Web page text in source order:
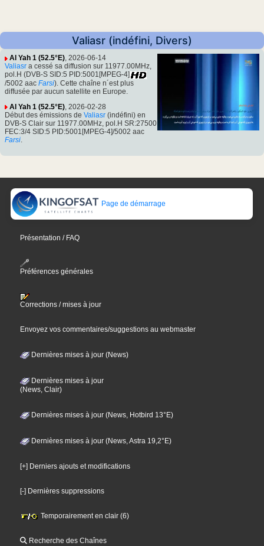
Valiasr (indéfini, Divers)
Al Yah 1 (52.5°E), 2026-06-14
Valiasr a cessé sa diffusion sur 11977.00MHz,
pol.H (DVB-S SID:5 PID:5001[MPEG-4]
/5002 aac Farsi). Cette chaîne n´est plus
diffusée par aucun satellite en Europe.
Al Yah 1 (52.5°E) , 2026-02-28
Début des émissions de Valiasr (indéfini) en
DVB-S Clair sur 11977.00MHz, pol.H SR:27500
FEC:3/4 SID:5 PID:5001[MPEG-4]/5002 aac
Farsi
Page de démarrage
Présentation / FAQ
Préférences générales
Corrections / mises à jour
Envoyez vos commentaires/suggestions au webmaster
Dernières mises à jour (News)
Dernières mises à jour
(News, Clair)
Dernières mises à jour (News, Hotbird 13°E)
Dernières mises à jour (News, Astra 19,2°E)
[+] Derniers ajouts et modifications
[-] Dernières suppressions
Temporairement en clair (6)
Recherche des Chaînes